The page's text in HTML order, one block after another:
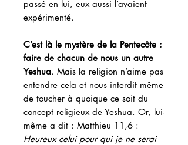
passé en lui, eux aussi l’avaient
expérimenté.
C’est là le mystère de la Pentecôte :
faire de chacun de nous un autre
Yeshua. Mais la religion n’aime pas
entendre cela et nous interdit même
de toucher à quoique ce soit du
concept religieux de Yeshua. Or, lui-
même a dit : Matthieu 11,6 :
Heureux celui pour qui je ne serai